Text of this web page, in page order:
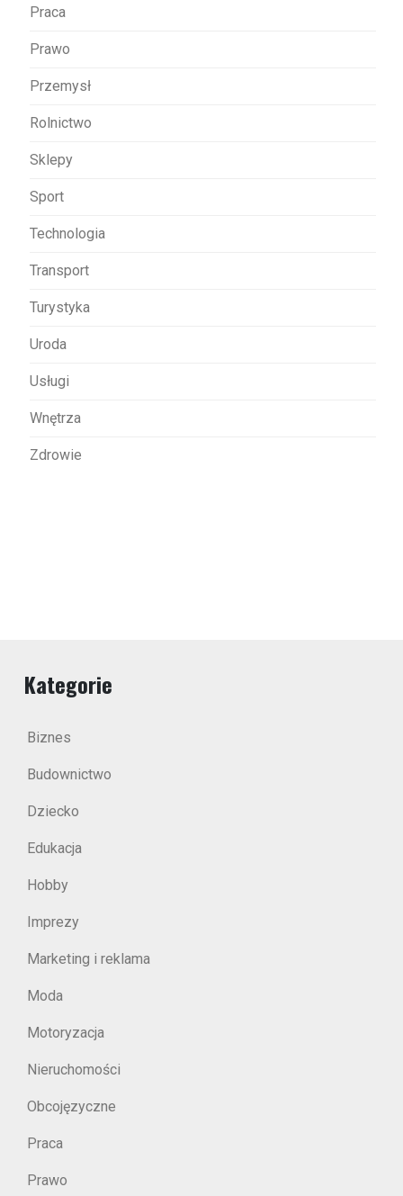
Praca
Prawo
Przemysł
Rolnictwo
Sklepy
Sport
Technologia
Transport
Turystyka
Uroda
Usługi
Wnętrza
Zdrowie
Kategorie
Biznes
Budownictwo
Dziecko
Edukacja
Hobby
Imprezy
Marketing i reklama
Moda
Motoryzacja
Nieruchomości
Obcojęzyczne
Praca
Prawo